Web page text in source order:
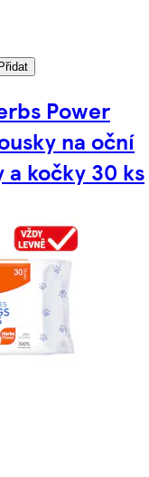
Power
na oční
a kočky 30 ks